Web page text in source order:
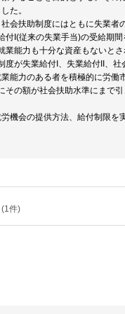
た。
会扶助制度にはともに失業
I(従来の失業手当)の受給期
能力も十分な資産もないと
が失業給付I、失業給付II、
能力のある者を積極的に労
の額が社会扶助水準にまで
機会の提供方法、給付制限
(1件)